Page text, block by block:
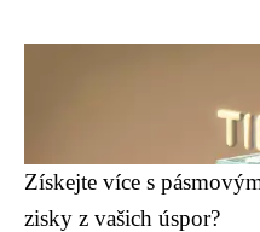
Získejte více s
zisky z vašich úspor?